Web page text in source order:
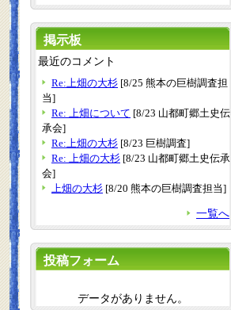
掲示板
最近のコメント
Re:上畑の大杉 [8/25 熊本の巨樹調査担
当]
Re: 上畑について [8/23 山都町郷土史伝
承会]
Re:上畑の大杉 [8/23 巨樹調査]
Re: 上畑の大杉 [8/23 山都町郷土史伝承
会]
上畑の大杉 [8/20 熊本の巨樹調査担当]
一覧へ
投稿フォーム
データがありません。